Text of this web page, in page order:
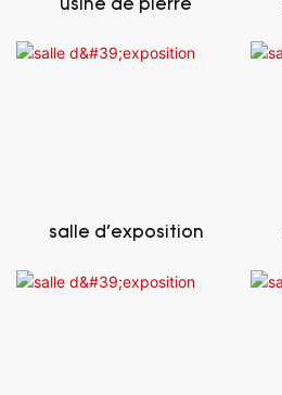
usine de pierre
salle d'exposition